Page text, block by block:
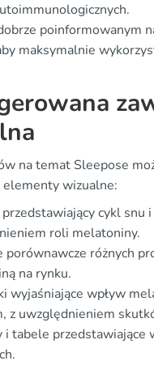
poinformowanym
maksymalnie
na temat Sleepose
elementy wizualne:
cykl snu
roli melatoniny.
porównawcze różnych
na rynku.
wyjaśniające wpływ
z uwzględnieniem
tabele przedstawiające